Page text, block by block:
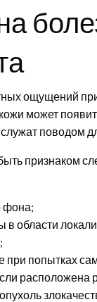
ощущений
может
поводом
признаком
фона;
области
попытках
расположена